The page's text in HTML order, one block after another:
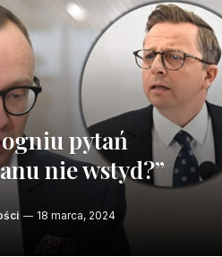
pytań
nie wstyd?”
18 marca, 2024